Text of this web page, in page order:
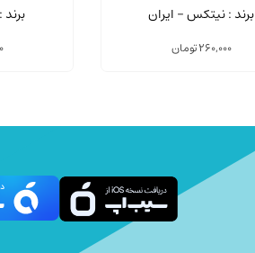
انواع
مختلفی
در
صفحه
محصول
عددی
برند : نیتکس - ایران
260,000تومان